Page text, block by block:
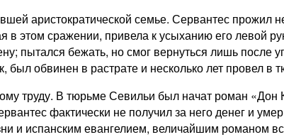
аристократической семье. Сервантес прожил
в этом сражении, привела к усыханию его левой
пытался бежать, но смог вернуться лишь после
обвинен в растрате и несколько лет провел в
труду. В тюрьме Севильи был начат роман «Дон
фактически не получил за него денег и
и испанским евангелием, величайшим романом